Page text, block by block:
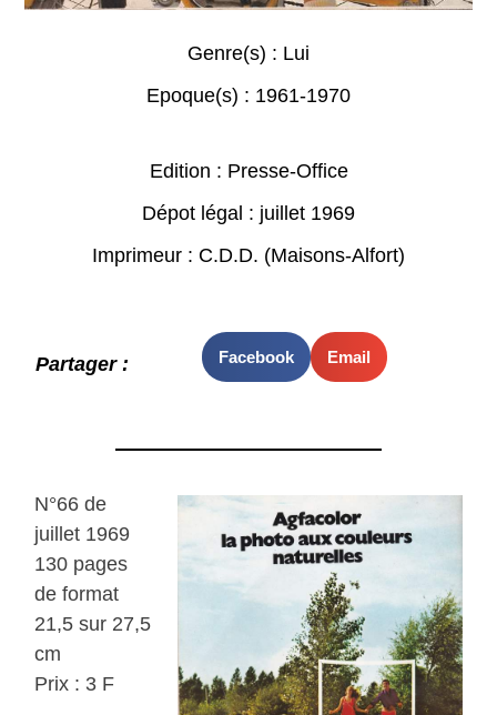
Genre(s) : Lui
Epoque(s) : 1961-1970
Edition : Presse-Office
Dépot légal : juillet 1969
Imprimeur : C.D.D. (Maisons-Alfort)
Partager : Facebook Email
N°66 de
juillet 1969
130 pages
de format
21,5 sur 27,5
cm
Prix : 3 F